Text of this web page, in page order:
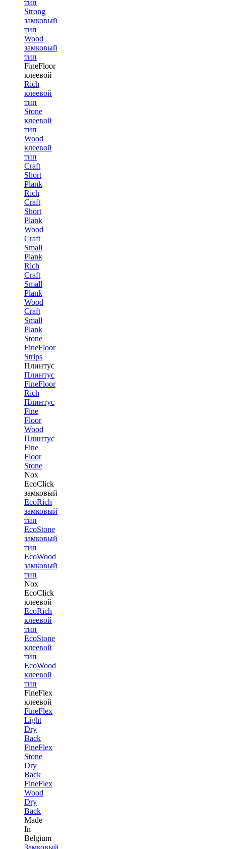
тип
Strong
замковый
тип
Wood
замковый
тип
FineFloor
клеевой
Rich
клеевой
тип
Stone
клеевой
тип
Wood
клеевой
тип
Craft
Short
Plank
Rich
Craft
Short
Plank
Wood
Craft
Small
Plank
Rich
Craft
Small
Plank
Wood
Craft
Small
Plank
Stone
FineFloor
Strips
Плинтус
Плинтус
FineFloor
Rich
Плинтус
Fine
Floor
Wood
Плинтус
Fine
Floor
Stone
Nox
EcoClick
замковый
EcoRich
замковый
тип
EcoStone
замковый
тип
EcoWood
замковый
тип
Nox
EcoClick
клеевой
EcoRich
клеевой
тип
EcoStone
клеевой
тип
EcoWood
клеевой
тип
FineFlex
клеевой
FineFlex
Light
Dry
Back
FineFlex
Stone
Dry
Back
FineFlex
Wood
Dry
Back
Made
In
Belgium
Замковый